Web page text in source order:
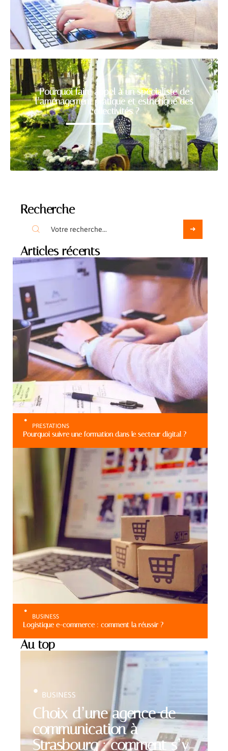
Pourquoi faire appel à un spécialiste de
l’aménagement pratique et esthétique des
collectivités ?
Recherche
Articles récents
PRESTATIONS
Pourquoi suivre une formation dans le secteur digital ?
BUSINESS
Logistique e-commerce : comment la réussir ?
Au top
Choix d’une agence de
communication à
Strasbourg : comment s’y
BUSINESS